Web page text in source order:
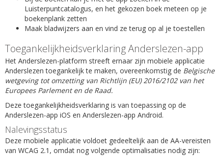
Luisterpuntcatalogus, en het gekozen boek meteen op je
boekenplank zetten
Maak bladwijzers aan en vind ze terug op al je toestellen
Toegankelijkheidsverklaring Anderslezen-app
Het Anderslezen-platform streeft ernaar zijn mobiele applicatie
Anderslezen toegankelijk te maken, overeenkomstig de Belgische
wetgeving tot omzetting van Richtlijn (EU) 2016/2102 van het
Europees Parlement en de Raad.
Deze toegankelijkheidsverklaring is van toepassing op de
Anderslezen-app iOS en Anderslezen-app Android.
Nalevingsstatus
Deze mobiele applicatie voldoet gedeeltelijk aan de AA-vereisten
van WCAG 2.1, omdat nog volgende optimalisaties nodig zijn: